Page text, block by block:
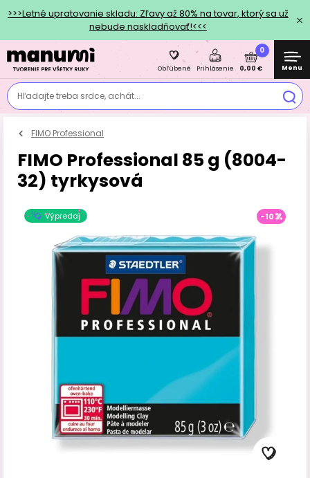
>>>Letné upratovanie skladu: Zľavy až 80% na tovar, ktorý sa už
nebude naskladňovať!<<<
Hľadajte treba srdce, achát...
Obľúbené Prihlásenie
0
0,00 € Menu
FIMO Professional
FIMO Professional 85 g (8004-
32) tyrkysová
Výpredaj -10